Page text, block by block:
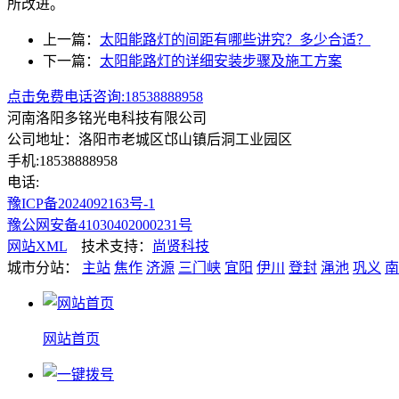
所改进。
上一篇： 太阳能路灯的间距有哪些讲究？多少合适？
下一篇： 太阳能路灯的详细安装步骤及施工方案
点击免费电话咨询:18538888958
河南洛阳多铭光电科技有限公司
公司地址：洛阳市老城区邙山镇后洞工业园区
手机:18538888958
电话:
豫ICP备2024092163号-1
豫公网安备41030402000231号
网站XML 技术支持：
尚贤科技
城市分站：
主站 焦作 济源 三门峡 宜阳 伊川 登封 渑池 巩义
网站首页